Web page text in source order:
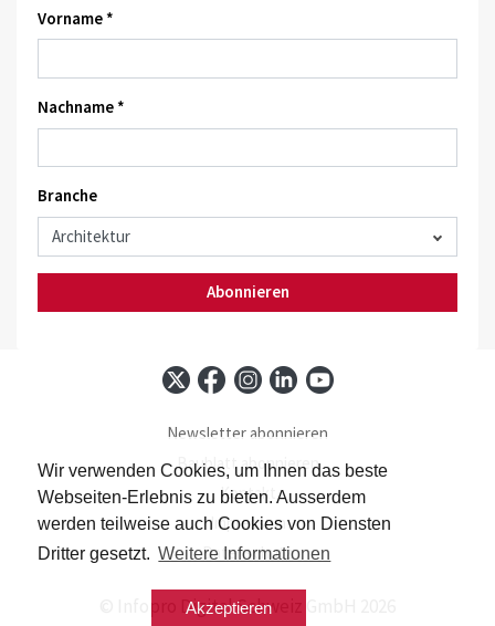
Wir verwenden Cookies, um Ihnen das beste
Webseiten-Erlebnis zu bieten. Ausserdem
werden teilweise auch Cookies von Diensten
Dritter gesetzt. Weitere Informationen
Akzeptieren
Vorname *
Nachname *
Branche
Abonnieren
Newsletter abonnieren
Baublatt abonnieren
Kontakt
Impressum
Datenschutz
© Infopro Digital Schweiz GmbH 2026